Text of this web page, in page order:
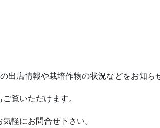
出店情報や栽培作物の状況などをお知ら
覧いただけます。
軽にお問合せ下さい。